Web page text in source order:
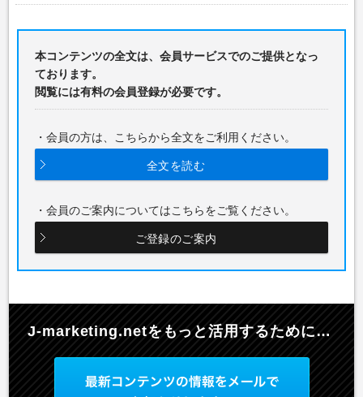
本コンテンツの全文は、会員サービスでのご提供となっ
ております。
閲覧には有料の会員登録が必要です。
・会員の方は、こちらから全文をご利用ください。
全文を読む
・会員のご案内についてはこちらをご覧ください。
ご登録のご案内
J-marketing.netを もっと活用するために…